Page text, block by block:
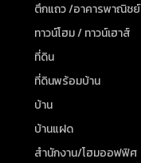
ตึกแถว /อาคารพาณิชย์
ทาวน์โฮม / ทาวน์เฮาส์
ที่ดิน
ที่ดินพร้อมบ้าน
บ้าน
บ้านแฝด
สำนักงาน/โฮมออฟฟิศ